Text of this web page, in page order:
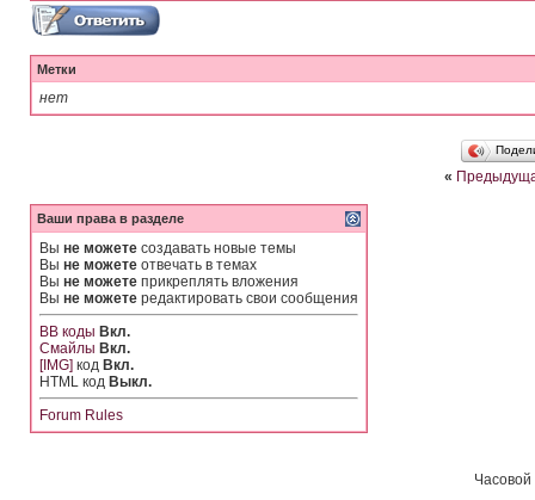
Метки
нет
«
Ваши права в разделе
Вы не можете создавать новые темы
Вы не можете отвечать в темах
Вы не можете прикреплять вложения
Вы не можете редактировать свои сообщения
BB коды Вкл.
Смайлы Вкл.
[IMG] код Вкл.
HTML код Выкл.
Forum Rules